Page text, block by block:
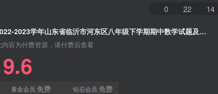
0 22 14
2022-2023学年山东省临沂市河东区八年级下学期期中数学试题及答案(Word版)
内容为付费资源，请付费后查看
9.6
黄金会员 免费 钻石会员 免费